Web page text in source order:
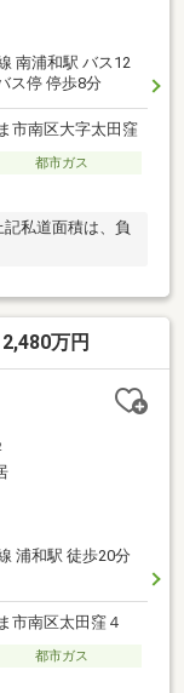
南浦和駅 バス12
ス停 停歩8分
市南区大字太田窪
都市ガス
私道面積は、負
万円
浦和駅 徒歩20分
市南区太田窪４
都市ガス